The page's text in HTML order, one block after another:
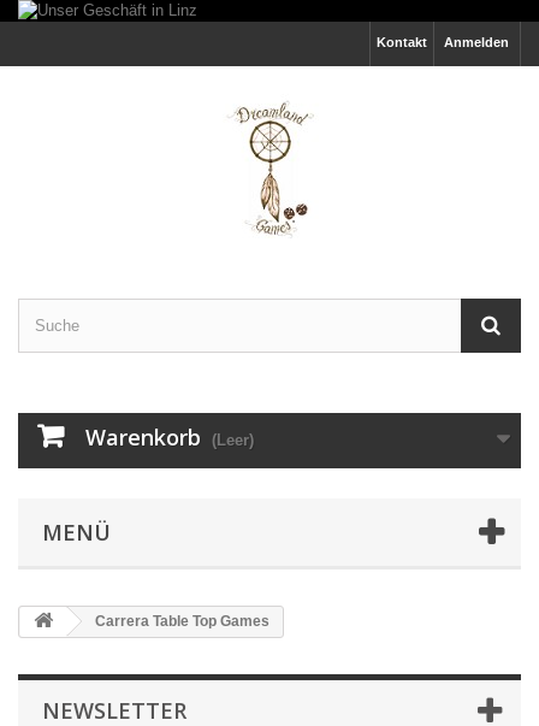
Anmelden
Kontakt
Warenkorb (Leer)
MENÜ
Carrera Table Top Games
NEWSLETTER